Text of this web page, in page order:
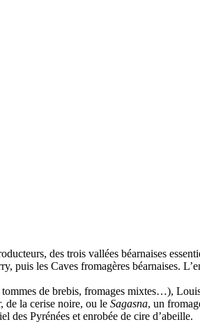
des trois vallées béarnaises
les Caves fromagères béarnaises.
de brebis, fromages mixtes…),
de la cerise noire, ou le Sagasna, un
des Pyrénées et enrobée de cire d’abeille.